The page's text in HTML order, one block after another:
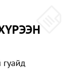
гуайд